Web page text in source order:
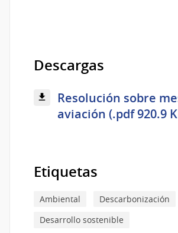
Descargas
Resolución sobre
aviación (.pdf 920.9
Etiquetas
Ambiental Descarbonización
Desarrollo sostenible